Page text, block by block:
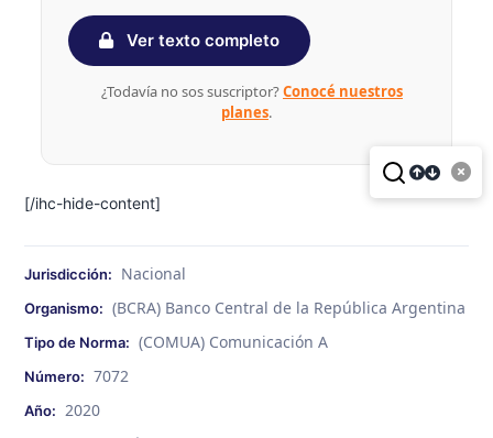
Ver texto completo
¿Todavía no sos suscriptor?Conocé nuestros
planes.
[/ihc-hide-content]
Jurisdicción: Nacional
Organismo: (BCRA) Banco Central de la República Argentina
Tipo de Norma: (COMUA) Comunicación A
Número: 7072
Año: 2020